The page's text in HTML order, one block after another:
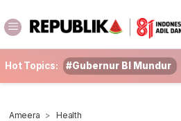
Hot Topics: #Gubernur BI Mundur
Ameera Health